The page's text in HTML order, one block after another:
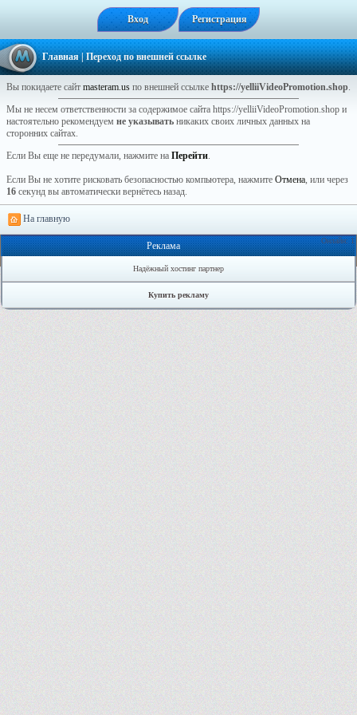
Вход Регистрация
Главная| Переход по внешней ссылке
Вы покидаете сайт masteram.us по внешней ссылке https://yelliiVideoPromotion.shop.
Мы не несем ответственности за содержимое сайта https://yelliiVideoPromotion.shop и
настоятельно рекомендуем не указывать никаких своих личных данных на
сторонних сайтах.
Если Вы еще не передумали, нажмите на Перейти.
Если Вы не хотите рисковать безопасностью компьютера, нажмите Отмена, или через
16 секунд вы автоматически вернётесь назад.
На главную
Онлайн: 1
Реклама
Надёжный хостинг партнер
Купить рекламу